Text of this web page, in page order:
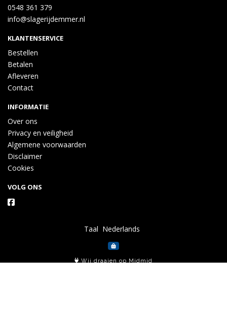
0548 361 379
info@slagerijdemmer.nl
KLANTENSERVICE
Bestellen
Betalen
Afleveren
Contact
INFORMATIE
Over ons
Privacy en veiligheid
Algemene voorwaarden
Disclaimer
Cookies
VOLG ONS
Taal
Wij draaien op Midmid